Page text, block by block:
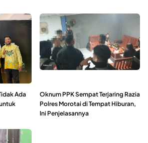
Ada
Oknum PPK Sempat Terjaring Razia
Polres Morotai di Tempat Hiburan,
Ini Penjelasannya